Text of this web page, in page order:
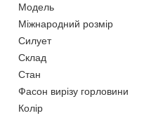
Модель
Міжнародний розмір
Силует
Склад
Стан
Фасон вирізу горловини
Колір